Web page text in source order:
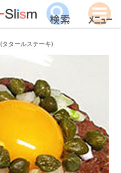
(タタールステーキ)